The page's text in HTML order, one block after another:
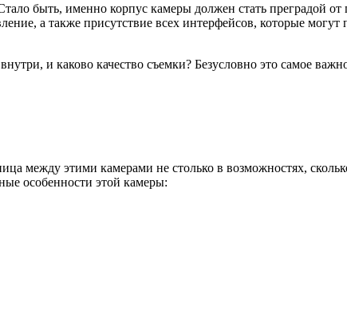
быть, именно корпус камеры должен стать преградой
а также присутствие всех интерфейсов, которые могут
и каково качество съемки? Безусловно это самое
между этими камерами не столько в возможностях,
особенности этой камеры: